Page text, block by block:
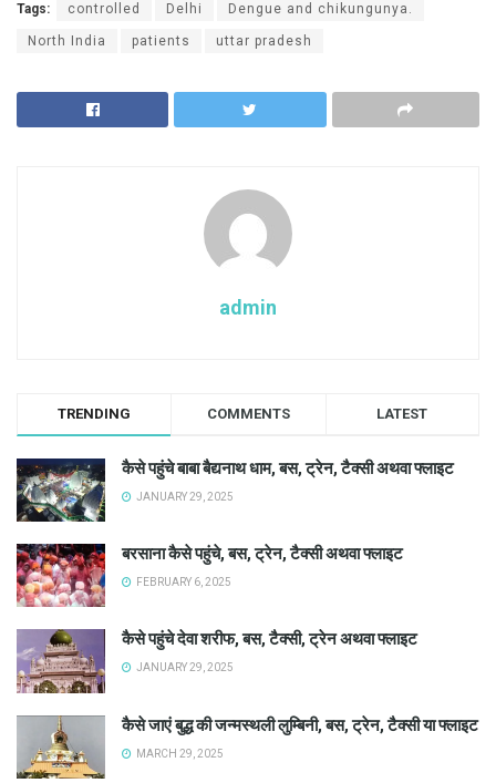
Tags: controlled Delhi Dengue and chikungunya.
North India patients uttar pradesh
admin
TRENDING COMMENTS LATEST
कैसे पहुंचे बाबा बैद्यनाथ धाम, बस, ट्रेन, टैक्सी अथवा फ्लाइट
JANUARY 29, 2025
बरसाना कैसे पहुंचे, बस, ट्रेन, टैक्सी अथवा फ्लाइट
FEBRUARY 6, 2025
कैसे पहुंचे देवा शरीफ, बस, टैक्सी, ट्रेन अथवा फ्लाइट
JANUARY 29, 2025
कैसे जाएं बुद्ध की जन्मस्थली लुम्बिनी, बस, ट्रेन, टैक्सी या फ्लाइट
MARCH 29, 2025